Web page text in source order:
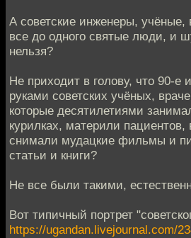
А советские инженеры, учёные,
все до одного святые люди, и
нельзя?
Не приходит в голову, что 90-е
руками советских учёных,
которые десятилетиями
курилках, материли пациентов,
снимали мудацкие фильмы и
статьи и книги?
Не все были такими,
Вот типичный портрет
https://ugandan.livejournal.com/